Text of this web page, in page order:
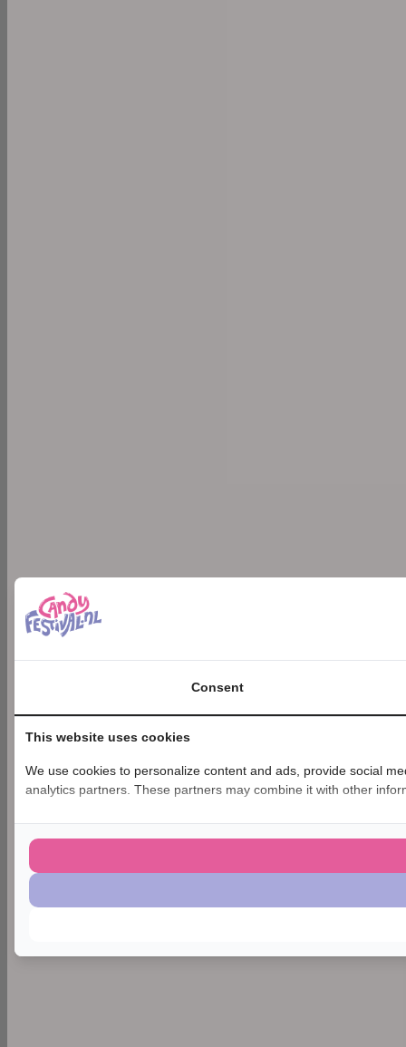
Consent
This website uses cookies
We use cookies to personalize content and ads, provide social
analytics partners. These partners may combine it with other